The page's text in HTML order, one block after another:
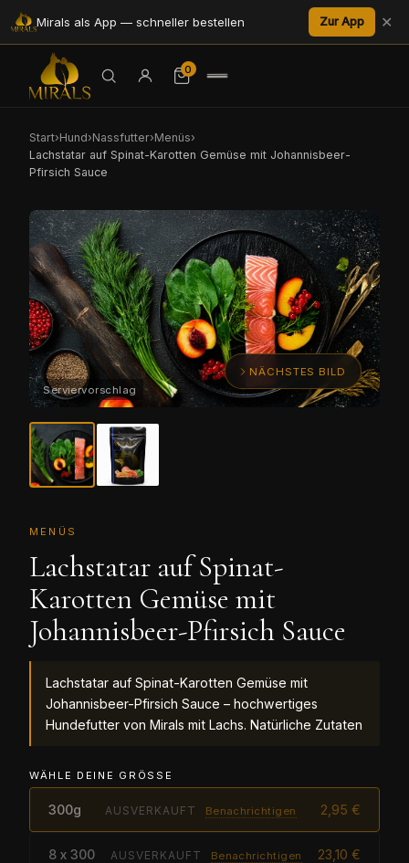
Mirals als App — schneller bestellen Zur App ✕
0
Start›Hund›Nassfutter›Menüs›
Lachstatar auf Spinat-Karotten Gemüse mit Johannisbeer-
Pfirsich Sauce
NÄCHSTES BILD
MENÜS
Lachstatar auf Spinat-
Karotten Gemüse mit
Johannisbeer-Pfirsich Sauce
Lachstatar auf Spinat-Karotten Gemüse mit
Johannisbeer-Pfirsich Sauce – hochwertiges
Hundefutter von Mirals mit Lachs. Natürliche Zutaten
WÄHLE DEINE GRÖSSE
300g AUSVERKAUFT Benachrichtigen 2,95 €
8 x 300 AUSVERKAUFT Benachrichtigen 23,10 €